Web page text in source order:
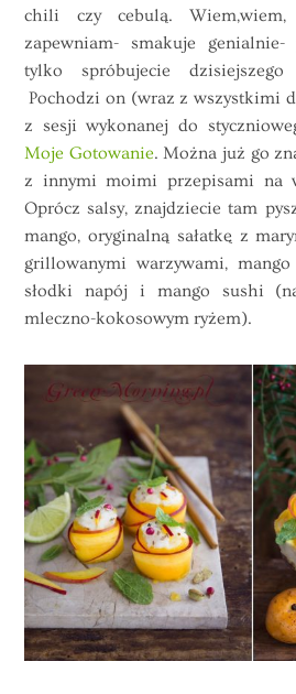
chili czy cebulą.
zapewniam- smakuje
tylko spróbujecie
Pochodzi on (wraz z wszystkimi
z sesji wykonanej do
Moje Gotowanie. Można już go
z innymi moimi przepisami na
Oprócz salsy, znajdziecie tam
mango, oryginalną sałatkę z
grillowanymi warzywami,
słodki napój i mango sushi
mleczno-kokosowym ryżem).